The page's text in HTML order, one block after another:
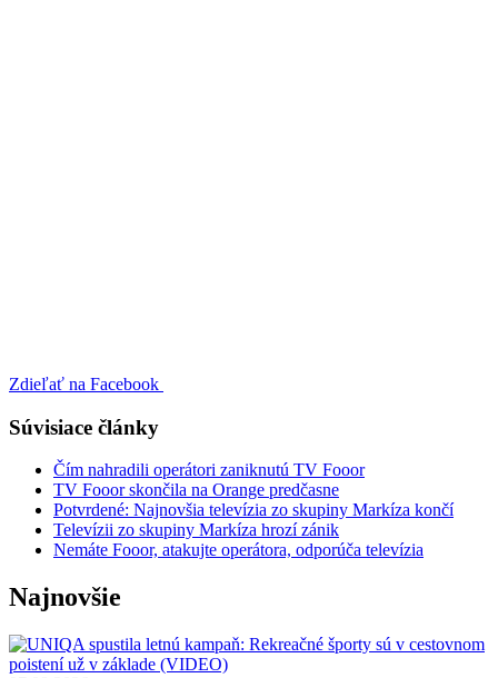
Zdieľať na Facebook
Súvisiace články
Čím nahradili operátori zaniknutú TV Fooor
TV Fooor skončila na Orange predčasne
Potvrdené: Najnovšia televízia zo skupiny Markíza končí
Televízii zo skupiny Markíza hrozí zánik
Nemáte Fooor, atakujte operátora, odporúča televízia
Najnovšie